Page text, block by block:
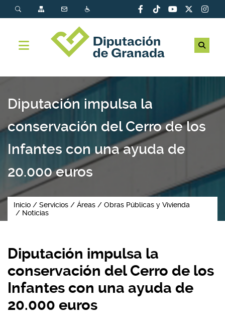
Diputación impulsa la
conservación del Cerro de los
Infantes con una ayuda de
20.000 euros
Inicio Servicios Áreas
Obras Públicas y Vivienda
Noticias
Diputación impulsa la
conservación del Cerro de los
Infantes con una ayuda de
20.000 euros